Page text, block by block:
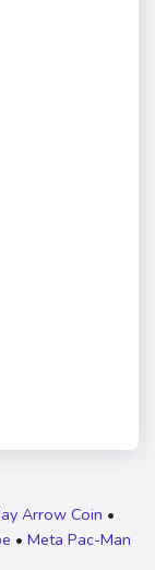
Arrow Coin •
• Meta Pac-Man